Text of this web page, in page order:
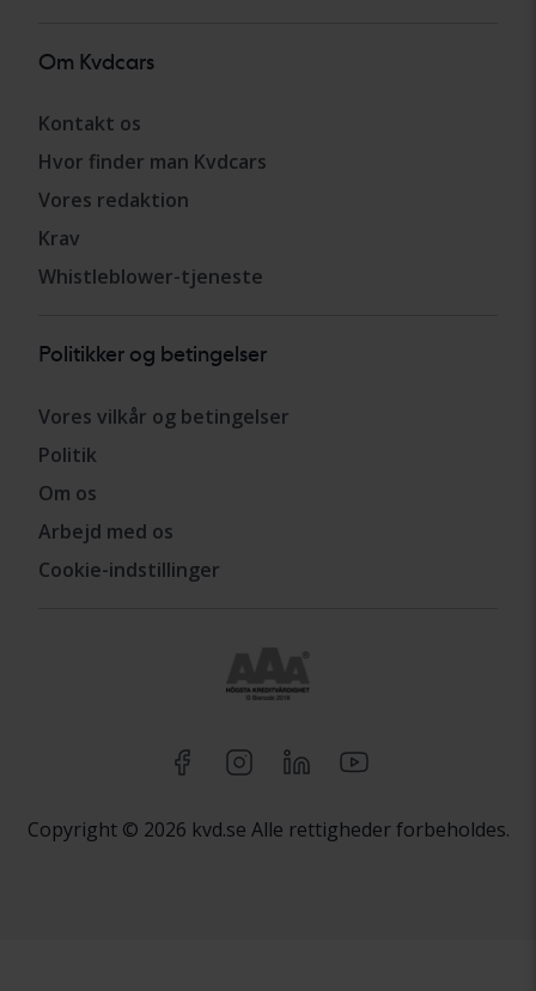
Om Kvdcars
Kontakt os
Hvor finder man Kvdcars
Vores redaktion
Krav
Whistleblower-tjeneste
Politikker og betingelser
Vores vilkår og betingelser
Politik
Om os
Arbejd med os
Cookie-indstillinger
Copyright © 2026 kvd.se Alle rettigheder forbeholdes.